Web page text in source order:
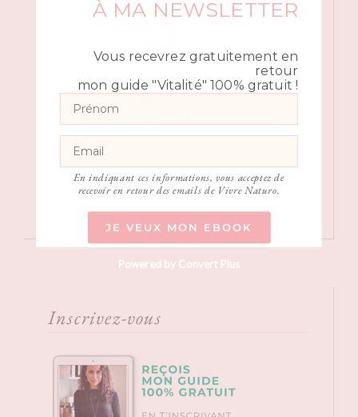
Inscrivez-vous
À MA NEWSLETTER
Vous recevrez gratuitement en
retour
mon guide "Vitalité" 100% gratuit !
En indiquant ces informations, vous acceptez de
recevoir en retour des emails de Vivre Naturo.
JE VEUX MON EBOOK
Powered by Convert Plus